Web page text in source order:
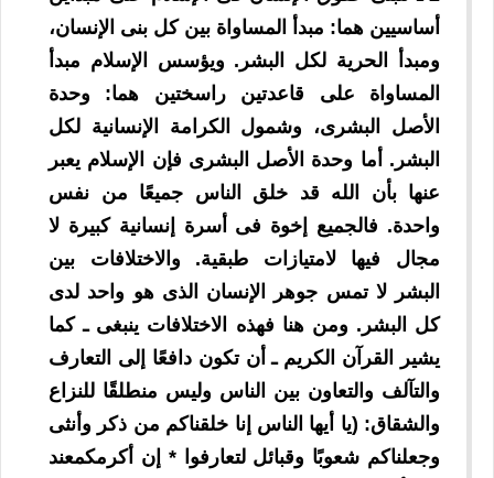
أساسيين هما: مبدأ المساواة بين كل بنى الإنسان،
ومبدأ الحرية لكل البشر. ويؤسس الإسلام مبدأ
المساواة على قاعدتين راسختين هما: وحدة
الأصل البشرى، وشمول الكرامة الإنسانية لكل
البشر. أما وحدة الأصل البشرى فإن الإسلام يعبر
عنها بأن الله قد خلق الناس جميعًا من نفس
واحدة. فالجميع إخوة فى أسرة إنسانية كبيرة لا
مجال فيها لامتيازات طبقية. والاختلافات بين
البشر لا تمس جوهر الإنسان الذى هو واحد لدى
كل البشر. ومن هنا فهذه الاختلافات ينبغى ـ كما
يشير القرآن الكريم ـ أن تكون دافعًا إلى التعارف
والتآلف والتعاون بين الناس وليس منطلقًا للنزاع
والشقاق: (يا أيها الناس إنا خلقناكم من ذكر وأنثى
وجعلناكم شعوبًا وقبائل لتعارفوا * إن أكرمكمعند